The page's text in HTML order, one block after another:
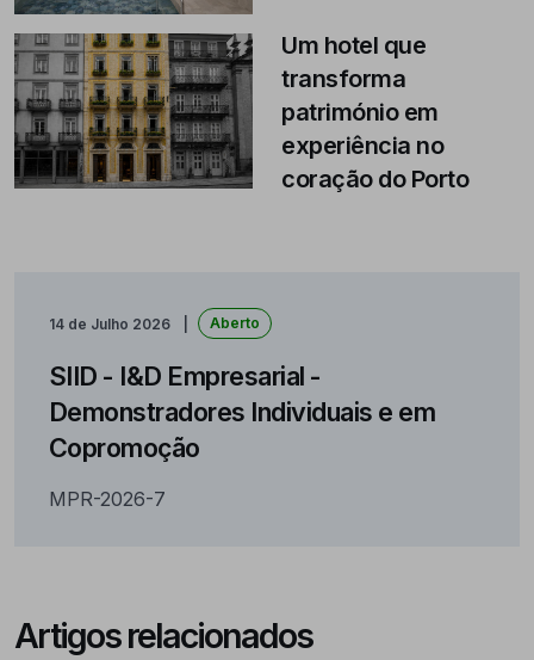
Um hotel que
transforma
património em
experiência no
coração do Porto
14 de Julho 2026 Aberto
SIID - I&D Empresarial -
Demonstradores Individuais e em
Copromoção
MPR-2026-7
Artigos relacionados